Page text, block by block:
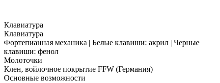
Клавиатура
Клавиатура
Фортепианная механика | Белые клавиши: акрил | Черные
клавиши: фенол
Молоточки
Клен, войлочное покрытие FFW (Германия)
Основные возможности